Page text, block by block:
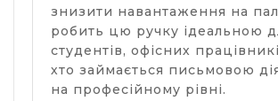
знизити навантаження на
робить цю ручку ідеальною
студентів, офісних
хто займається письмовою
на професійному рівні.